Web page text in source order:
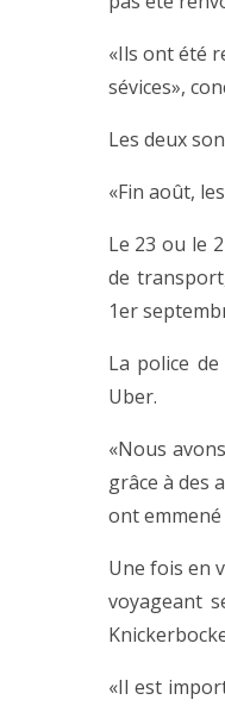
«Ils ont été
sévices»,
Les deux
«Fin août,
Le 23 ou le
de
1er
La police
Uber.
«Nous
grâce à des
ont
Une fois en
voyageant
«Il est